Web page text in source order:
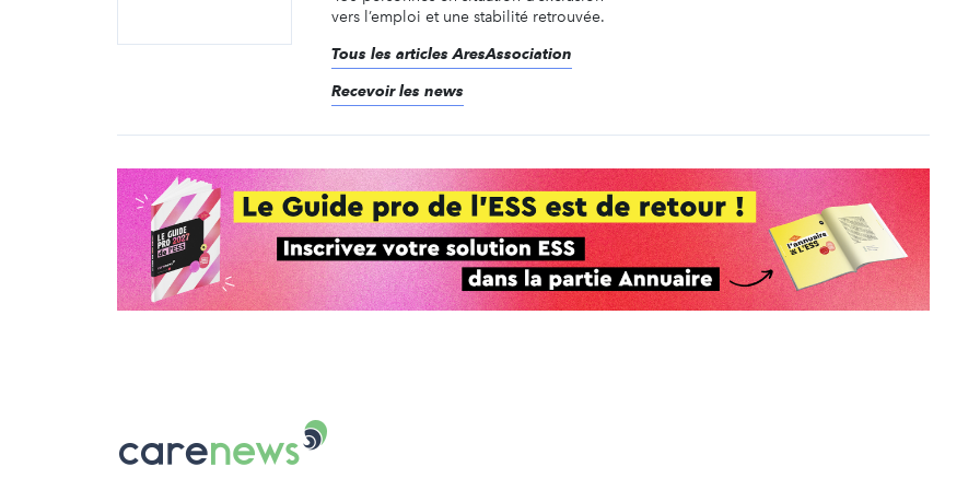
vers l’emploi et une stabilité retrouvée.
Tous les articles AresAssociation
Recevoir les news
Le